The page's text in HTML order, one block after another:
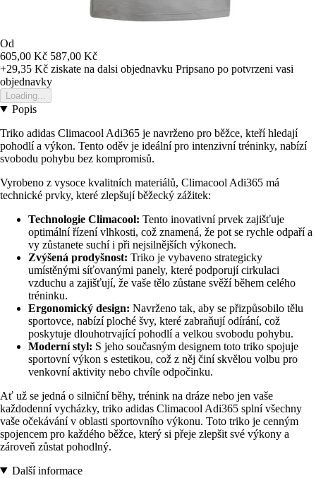
Od
605,00 Kč 587,00 Kč
+29,35 Kč ziskate na dalsi objednavku Pripsano po potvrzeni vasi
objednavky
Loading...
Popis
Triko adidas Climacool Adi365 je navrženo pro běžce, kteří hledají
pohodlí a výkon. Tento oděv je ideální pro intenzivní tréninky, nabízí
svobodu pohybu bez kompromisů.
Vyrobeno z vysoce kvalitních materiálů, Climacool Adi365 má
technické prvky, které zlepšují běžecký zážitek:
Technologie Climacool: Tento inovativní prvek zajišťuje
optimální řízení vlhkosti, což znamená, že pot se rychle odpaří a
vy zůstanete suchí i při nejsilnějších výkonech.
Zvýšená prodyšnost: Triko je vybaveno strategicky
umístěnými síťovanými panely, které podporují cirkulaci
vzduchu a zajišťují, že vaše tělo zůstane svěží během celého
tréninku.
Ergonomický design: Navrženo tak, aby se přizpůsobilo tělu
sportovce, nabízí ploché švy, které zabraňují odírání, což
poskytuje dlouhotrvající pohodlí a velkou svobodu pohybu.
Moderní styl: S jeho současným designem toto triko spojuje
sportovní výkon s estetikou, což z něj činí skvělou volbu pro
venkovní aktivity nebo chvíle odpočinku.
Ať už se jedná o silniční běhy, trénink na dráze nebo jen vaše
každodenní vycházky, triko adidas Climacool Adi365 splní všechny
vaše očekávání v oblasti sportovního výkonu. Toto triko je cenným
spojencem pro každého běžce, který si přeje zlepšit své výkony a
zároveň zůstat pohodlný.
Další informace